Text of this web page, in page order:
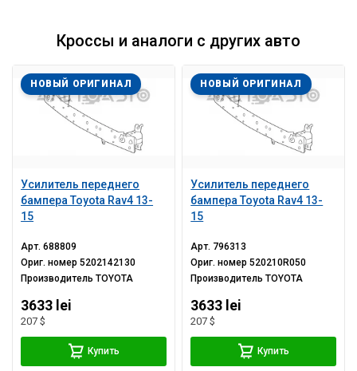
Кроссы и аналоги с других авто
Усилитель переднего
бампера Toyota Rav4 13-
15
НОВЫЙ ОРИГИНАЛ
Арт.688809
Ориг. номер5202142130
ПроизводительTOYOTA
3633 lei
207 $
Купить
Усилитель переднего
бампера Toyota Rav4 13-
15
НОВЫЙ ОРИГИНАЛ
Арт. 796313
Ориг. номер520210R050
ПроизводительTOYOTA
3633 lei
207 $
Купить